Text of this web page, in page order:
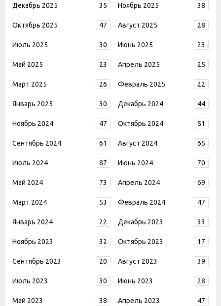
Декабрь 2025 35 Ноябрь 2025 38
Октябрь 2025 47 Август 2025 28
Июль 2025 30 Июнь 2025 23
Май 2025 23 Апрель 2025 25
Март 2025 26 Февраль 2025 22
Январь 2025 30 Декабрь 2024 44
Ноябрь 2024 47 Октябрь 2024 51
Сентябрь 2024 61 Август 2024 65
Июль 2024 87 Июнь 2024 70
Май 2024 73 Апрель 2024 69
Март 2024 53 Февраль 2024 47
Январь 2024 22 Декабрь 2023 33
Ноябрь 2023 32 Октябрь 2023 17
Сентябрь 2023 20 Август 2023 39
Июль 2023 30 Июнь 2023 28
Май 2023 38 Апрель 2023 47